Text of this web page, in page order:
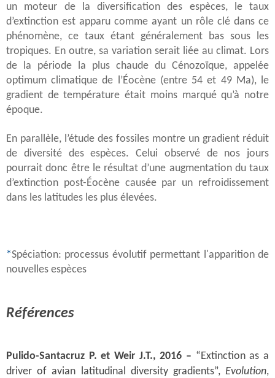
un moteur de la diversification des espèces, le taux
d’extinction est apparu comme ayant un rôle clé dans ce
phénomène, ce taux étant généralement bas sous les
tropiques. En outre, sa variation serait liée au climat. Lors
de la période la plus chaude du Cénozoïque, appelée
optimum climatique de l’Éocène (entre 54 et 49 Ma), le
gradient de température était moins marqué qu’à notre
époque.
En parallèle, l’étude des fossiles montre un gradient réduit
de diversité des espèces. Celui observé de nos jours
pourrait donc être le résultat d’une augmentation du taux
d’extinction post-Éocène causée par un refroidissement
dans les latitudes les plus élevées.
*Spéciation: processus évolutif permettant l'apparition de
nouvelles espèces
Références
Pulido-Santacruz P. et Weir J.T., 2016 – “Extinction as a
driver of avian latitudinal diversity gradients”, Evolution,